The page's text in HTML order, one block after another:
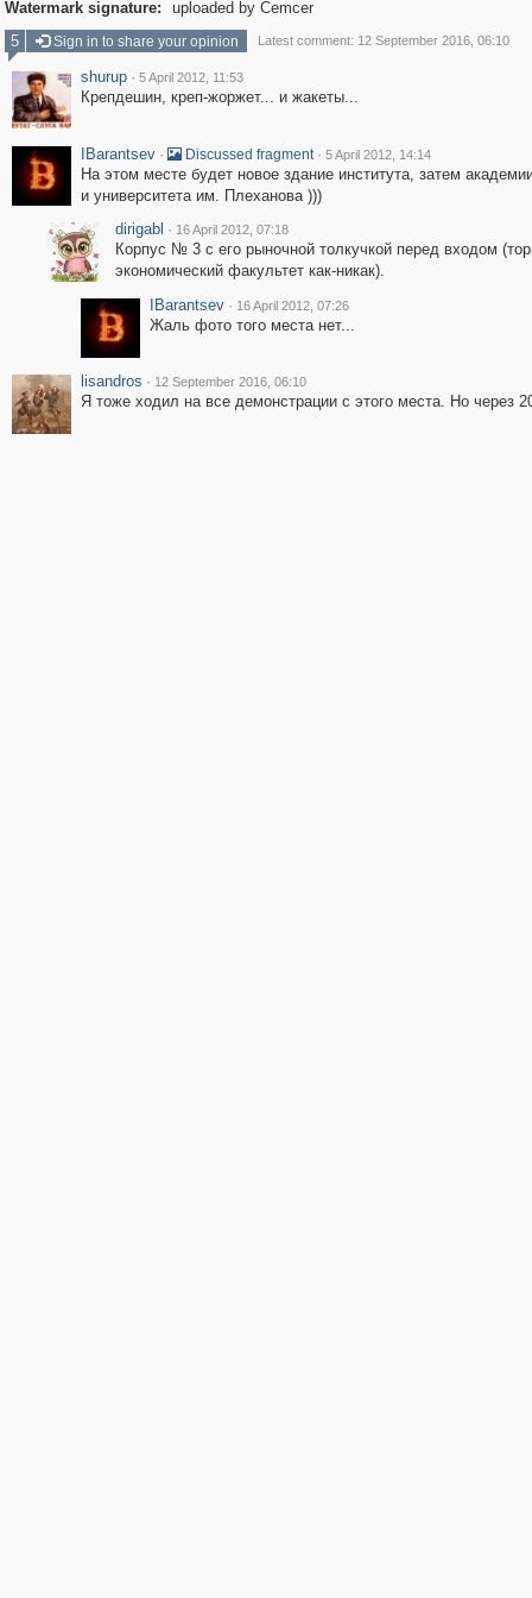
Watermark signature:
uploaded by Cemcer
5
Sign in to share your opinion Latest comment: 12 September 2016, 06:10
shurup · 5 April 2012, 11:53
Крепдешин, креп-жоржет... и жакеты...
IBarantsev · Discussed fragment · 5 April 2012, 14:14
На этом месте будет новое здание института, затем
и университета им. Плеханова )))
dirigabl · 16 April 2012, 07:18
Корпус № 3 с его рыночной толкучкой перед входом
экономический факультет как-никак).
IBarantsev · 16 April 2012, 07:26
Жаль фото того места нет...
lisandros · 12 September 2016, 06:10
Я тоже ходил на все демонстрации с этого места. Но через